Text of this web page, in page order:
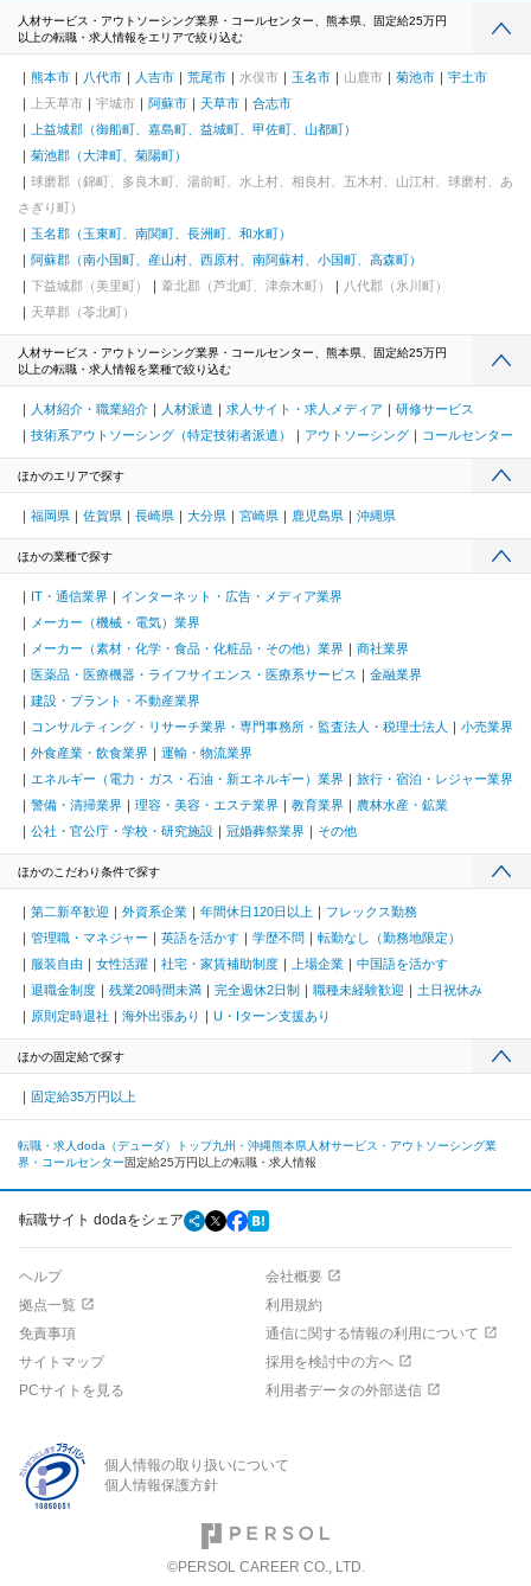
人材サービス・アウトソーシング業界・コールセンター、熊本県、固定給25万円
以上の転職・求人情報をエリアで絞り込む
熊本市 八代市 人吉市 荒尾市 水俣市 玉名市 山鹿市 菊池市
宇土市
上天草市
宇城市 阿蘇市 天草市
合志市
上益城郡（御船町、嘉島町、益城町、甲佐町、山都町）
菊池郡（大津町、菊陽町）
球磨郡（錦町、多良木町、湯前町、水上村、相良村、五木村、山江村、球磨村、あ
さぎり町）
玉名郡（玉東町、南関町、長洲町、和水町）
阿蘇郡（南小国町、産山村、西原村、南阿蘇村、小国町、高森町）
下益城郡（美里町）
葦北郡（芦北町、津奈木町）
八代郡（氷川町）
天草郡（苓北町）
人材サービス・アウトソーシング業界・コールセンター、熊本県、固定給25万円
以上の転職・求人情報を業種で絞り込む
人材紹介・職業紹介 人材派遣 求人サイト・求人メディア
研修サービス
技術系アウトソーシング（特定技術者派遣）
アウトソーシング コールセンター
ほかのエリアで探す
福岡県 佐賀県 長崎県 大分県 宮崎県 鹿児島県 沖縄県
ほかの業種で探す
IT・通信業界
インターネット・広告・メディア業界
メーカー（機械・電気）業界
メーカー（素材・化学・食品・化粧品・その他）業界
商社業界
医薬品・医療機器・ライフサイエンス・医療系サービス
金融業界
建設・プラント・不動産業界
コンサルティング・リサーチ業界・専門事務所・監査法人・税理士法人
小売業界
外食産業・飲食業界
運輸・物流業界
エネルギー（電力・ガス・石油・新エネルギー）業界
旅行・宿泊・レジャー業界
警備・清掃業界
理容・美容・エステ業界 教育業界
農林水産・鉱業
公社・官公庁・学校・研究施設
冠婚葬祭業界 その他
ほかのこだわり条件で探す
第二新卒歓迎 外資系企業 年間休日120日以上
フレックス勤務
管理職・マネジャー
英語を活かす 学歴不問
転勤なし（勤務地限定）
服装自由
女性活躍 社宅・家賃補助制度 上場企業
中国語を活かす
退職金制度
残業20時間未満 完全週休2日制 職種未経験歓迎
土日祝休み
原則定時退社
海外出張あり U・Iターン支援あり
ほかの固定給で探す
固定給35万円以上
転職・求人doda（デューダ）トップ九州・沖縄熊本県人材サービス・アウトソーシング業
界・コールセンター固定給25万円以上の転職・求人情報
転職サイト dodaをシェア
ヘルプ
会社概要
拠点一覧
利用規約
免責事項
通信に関する情報の利用について
サイトマップ
採用を検討中の方へ
PCサイトを見る
利用者データの外部送信
個人情報の取り扱いについて
個人情報保護方針
©PERSOL CAREER CO., LTD.